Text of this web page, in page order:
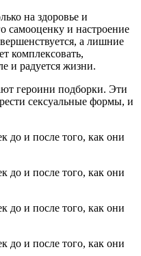
на здоровье и
самооценку и настроение
а лишние
комплексовать,
и радуется жизни.
героини подборки. Эти
сексуальные формы, и